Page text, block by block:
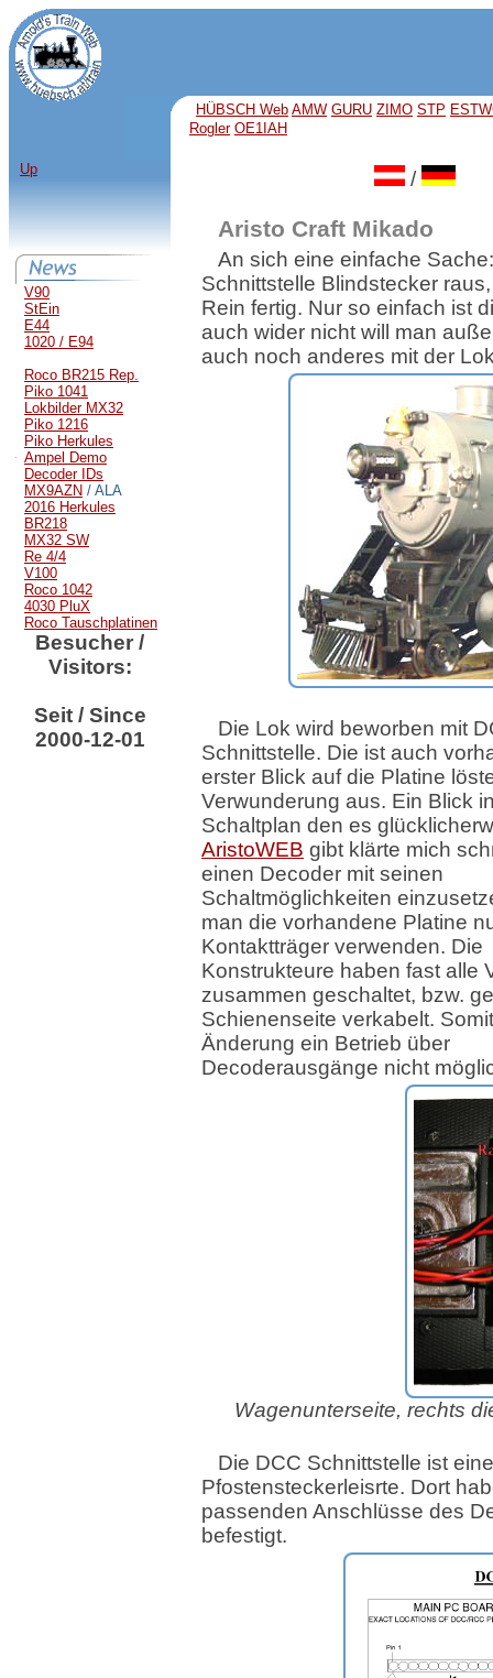
HÜBSCH Web AMW GURU ZIMO STP
Rogler OE1IAH
Up
V90
StEin
E44
1020 / E94
Roco BR215 Rep.
Piko 1041
Lokbilder MX32
Piko 1216
Piko Herkules
Ampel Demo
Decoder IDs
MX9AZN / ALA
2016 Herkules
BR218
MX32 SW
Re 4/4
V100
Roco 1042
4030 PluX
Roco Tauschplatinen
Besucher /
Visitors:
Seit / Since
2000-12-01
/
Aristo Craft Mikado
An sich eine einfache
Schnittstelle Blindstecker
Rein fertig. Nur so einfach ist
auch wider nicht will man
auch noch anderes mit der
Die Lok wird beworben mit
Schnittstelle. Die ist auch
erster Blick auf die Platine
Verwunderung aus. Ein Blick
Schaltplan den es
AristoWEB gibt klärte mich
einen Decoder mit seinen
Schaltmöglichkeiten
man die vorhandene Platine
Kontaktträger verwenden. Die
Konstrukteure haben fast alle
zusammen geschaltet, bzw.
Schienenseite verkabelt.
Änderung ein Betrieb über
Decoderausgänge nicht
Wagenunterseite, rechts
Die DCC Schnittstelle ist
Pfostensteckerleisrte. Dort
passenden Anschlüsse des
befestigt.